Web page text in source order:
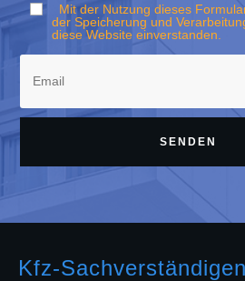
Mit der Nutzung dieses
der Speicherung und
diese Website einverstanden.
SENDEN
Kfz-